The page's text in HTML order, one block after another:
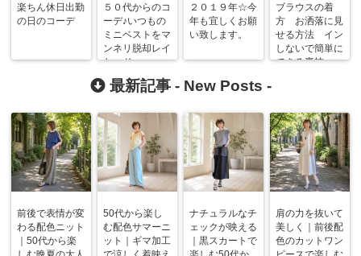
楽ちん休日出勤
の日のコーデ
５０代からのコ
ーデ♪いつもの
ミニベストをマ
ンネリ脱却レイ
ヤード
２０１９年☆今
年も宜しくお願
い致します。
ブラウスの着
方 お洒落に見
せる方法 イン
しないで簡単に
できる裏技
最新記事 - New Posts -
前後で表情が変
わる配色ニット
｜50代から楽
50代から楽し
む配色サマーニ
ット｜ギマ加工
ナチュラルなチ
ェックが映える
｜黒スカートで
肩の力を抜いて
美しく｜前後配
色のカットワン